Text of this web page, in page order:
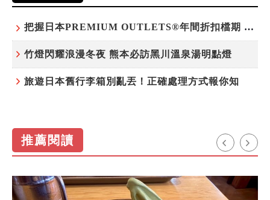
把握日本PREMIUM OUTLETS®年間折扣檔期 越買越划算
竹燈閃耀浪漫冬夜 熊本必訪黑川溫泉湯明點燈
旅遊日本舊行李箱別亂丟！正確處理方式報你知
推薦閱讀